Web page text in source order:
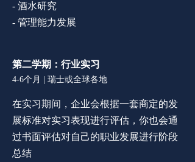
- 酒水研究
- 管理能力发展
第二学期：行业实习
4-6个月 | 瑞士或全球各地
在实习期间，企业会根据一套商定的发
展标准对实习表现进行评估， 你也会通
过书面评估对自己的职业发展进行阶段
总结